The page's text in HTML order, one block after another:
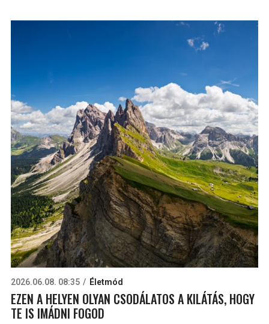
2026.06.08. 08:35 Életmód
EZEN A HELYEN OLYAN CSODÁLATOS A KILÁTÁS, HOGY
TE IS IMÁDNI FOGOD